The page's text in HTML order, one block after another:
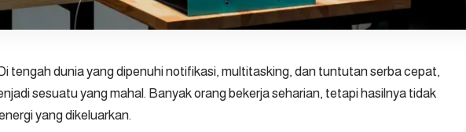
tengah dunia yang dipenuhi notifikasi, multitasking, dan tuntutan serba cepat,
sesuatu yang mahal. Banyak orang bekerja seharian, tetapi hasilnya tidak
yang dikeluarkan.